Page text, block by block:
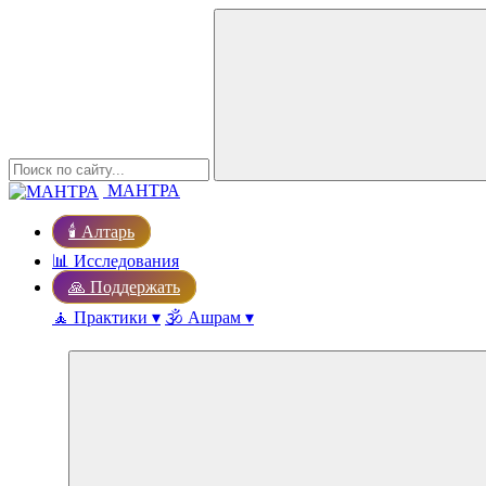
МАНТРА
🕯️ Алтарь
📊 Исследования
🙏 Поддержать
🧘 Практики ▾ 🕉️ Ашрам ▾